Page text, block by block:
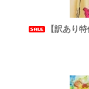
【訳あり